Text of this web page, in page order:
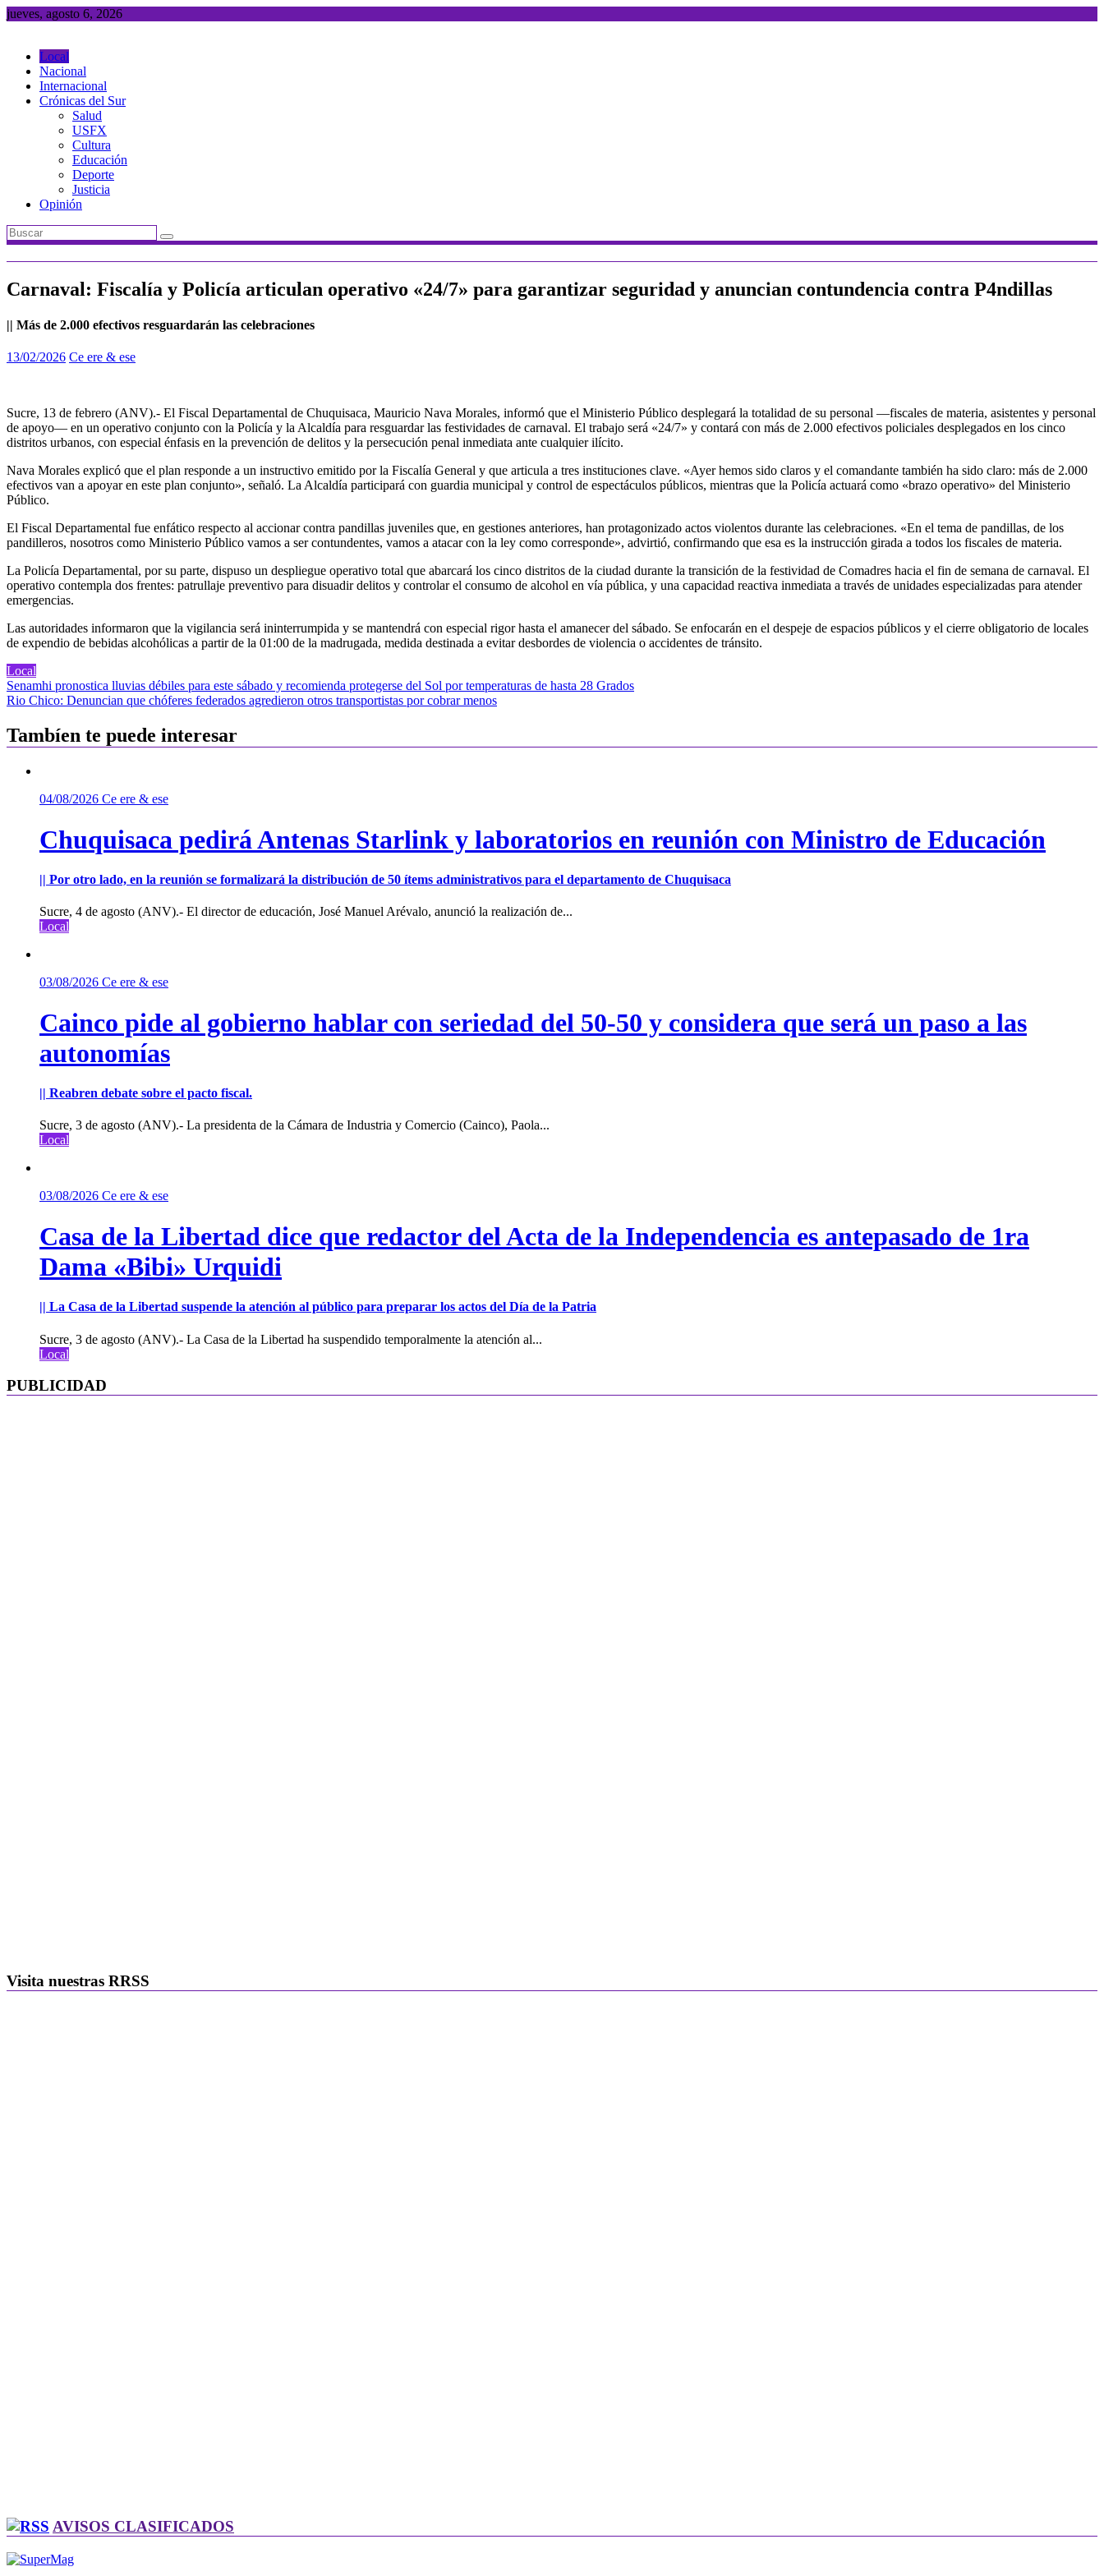
Saltar
jueves, agosto 6, 2026
Local
Nacional
Internacional
Crónicas del Sur
Salud
USFX
Cultura
Educación
Deporte
Justicia
Opinión
Carnaval: Fiscalía y Policía articulan operativo «24/7» para garantizar seguridad y anuncian contundencia contra P4ndillas
|| Más de 2.000 efectivos resguardarán las celebraciones
13/02/2026 Ce ere & ese
Sucre, 13 de febrero (ANV).- El Fiscal Departamental de Chuquisaca, Mauricio Nava Morales, informó que el Ministerio Público desplegará la totalidad de su personal —fiscales de materia, asistentes y personal
de apoyo— en un operativo conjunto con la Policía y la Alcaldía para resguardar las festividades de carnaval. El trabajo será «24/7» y contará con más de 2.000 efectivos policiales desplegados en los cinco
distritos urbanos, con especial énfasis en la prevención de delitos y la persecución penal inmediata ante cualquier ilícito.
Nava Morales explicó que el plan responde a un instructivo emitido por la Fiscalía General y que articula a tres instituciones clave. «Ayer hemos sido claros y el comandante también ha sido claro: más de 2.000
efectivos van a apoyar en este plan conjunto», señaló. La Alcaldía participará con guardia municipal y control de espectáculos públicos, mientras que la Policía actuará como «brazo operativo» del Ministerio
Público.
El Fiscal Departamental fue enfático respecto al accionar contra pandillas juveniles que, en gestiones anteriores, han protagonizado actos violentos durante las celebraciones. «En el tema de pandillas, de los
pandilleros, nosotros como Ministerio Público vamos a ser contundentes, vamos a atacar con la ley como corresponde», advirtió, confirmando que esa es la instrucción girada a todos los fiscales de materia.
La Policía Departamental, por su parte, dispuso un despliegue operativo total que abarcará los cinco distritos de la ciudad durante la transición de la festividad de Comadres hacia el fin de semana de carnaval. El
operativo contempla dos frentes: patrullaje preventivo para disuadir delitos y controlar el consumo de alcohol en vía pública, y una capacidad reactiva inmediata a través de unidades especializadas para atender
emergencias.
Las autoridades informaron que la vigilancia será ininterrumpida y se mantendrá con especial rigor hasta el amanecer del sábado. Se enfocarán en el despeje de espacios públicos y el cierre obligatorio de locales
de expendio de bebidas alcohólicas a partir de la 01:00 de la madrugada, medida destinada a evitar desbordes de violencia o accidentes de tránsito.
Local
Navegación
de
entradas
Senamhi pronostica lluvias débiles para este sábado y recomienda protegerse del Sol por temperaturas de hasta 28 Grados
Rio Chico: Denuncian que chóferes federados agredieron otros transportistas por cobrar menos
Tambíen te puede interesar
04/08/2026 Ce ere & ese
Chuquisaca pedirá Antenas Starlink y laboratorios en reunión con Ministro de Educación
|| Por otro lado, en la reunión se formalizará la distribución de 50 ítems administrativos para el departamento de Chuquisaca
Sucre, 4 de agosto (ANV).- El director de educación, José Manuel Arévalo, anunció la realización de...
Local
03/08/2026 Ce ere & ese
Cainco pide al gobierno hablar con seriedad del 50-50 y considera que será un paso a las
autonomías
|| Reabren debate sobre el pacto fiscal.
Sucre, 3 de agosto (ANV).- La presidenta de la Cámara de Industria y Comercio (Cainco), Paola...
Local
03/08/2026 Ce ere & ese
Casa de la Libertad dice que redactor del Acta de la Independencia es antepasado de 1ra
Dama «Bibi» Urquidi
|| La Casa de la Libertad suspende la atención al público para preparar los actos del Día de la Patria
Sucre, 3 de agosto (ANV).- La Casa de la Libertad ha suspendido temporalmente la atención al...
Local
PUBLICIDAD
Visita nuestras RRSS
AVISOS CLASIFICADOS